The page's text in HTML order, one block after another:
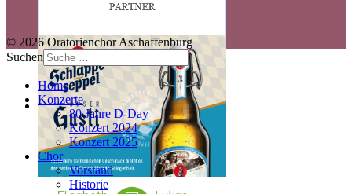
© 2026 Oratorienchor Aschaffenburg
Suchen
Home
Konzerte
80 Jahre D-Day
Konzert 2024
Konzert 2025
Chor
Vorstand
Historie